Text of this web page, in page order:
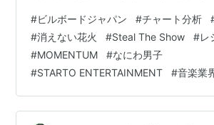
本 日 発 売 🎆￣￣￣￣￣￣￣￣￣￣￣￣
えない花火 をつけてみなさんの感想を教
｢消えない花火｣サブスク＆ダウンロード
🎶🔗https://t.co/
#timelesz #タイムレス#佐…
#ビルボードジャパン #チャート分析
#消えない花火 #Steal The Show #レ
#MOMENTUM #なにわ男子
#STARTO ENTERTAINMENT #音楽業